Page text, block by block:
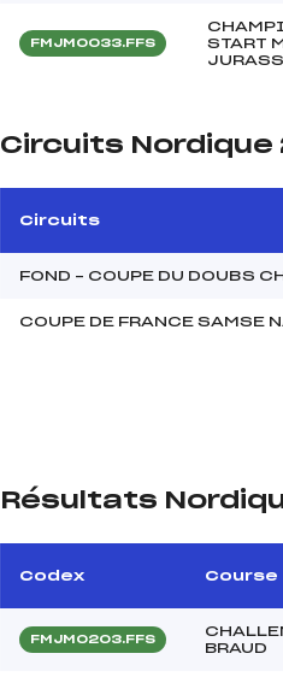
FMJM0033.FFS
START
Circuits Nordique
Circuits
FOND – COUPE DU DOUBS
COUPE DE FRANCE SAMSE
Résultats
Codex Course
FMJM0203.FFS
BRAUD